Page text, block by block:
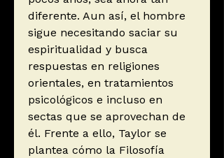
diferente. Aun así, el hombre
sigue necesitando saciar su
espiritualidad y busca
respuestas en religiones
orientales, en tratamientos
psicológicos e incluso en
sectas que se aprovechan de
él. Frente a ello, Taylor se
plantea cómo la Filosofía